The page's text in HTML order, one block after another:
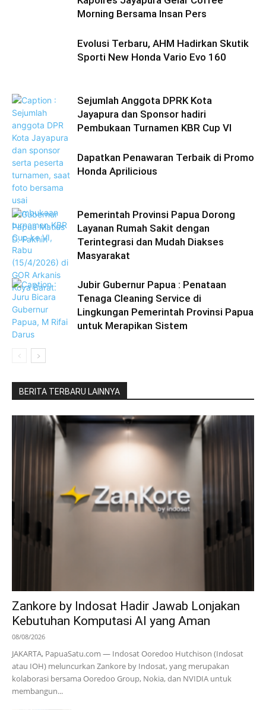
Morning Bersama Insan Pers
Evolusi Terbaru, AHM Hadirkan Skutik
Sporti New Honda Vario Evo 160
Sejumlah Anggota DPRK Kota
Jayapura dan Sponsor hadiri
Pembukaan Turnamen KBR Cup VI
Dapatkan Penawaran Terbaik di Promo
Honda Aprilicious
Pemerintah Provinsi Papua Dorong
Layanan Rumah Sakit dengan
Terintegrasi dan Mudah Diakses
Masyarakat
Jubir Gubernur Papua : Penataan
Tenaga Cleaning Service di
Lingkungan Pemerintah Provinsi Papua
untuk Merapikan Sistem
BERITA TERBARU LAINNYA
Zankore by Indosat Hadir Jawab Lonjakan
Kebutuhan Komputasi AI yang Aman
08/08/2026
JAKARTA, PapuaSatu.com — Indosat Ooredoo Hutchison (Indosat
atau IOH) meluncurkan Zankore by Indosat, yang merupakan
kolaborasi bersama Ooredoo Group, Nokia, dan NVIDIA untuk
membangun...